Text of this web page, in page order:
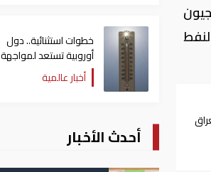
خطوات استثنائية.. دول
أوروبية تستعد لمواجهة
موجة حر غير مسبوقة
أخبار عالمية
أحدث الأخبار